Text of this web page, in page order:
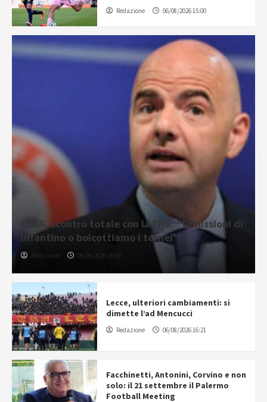
Redazione 06/08/2026 15:00
UEFA, scontro totale con la Fifa: “Dimissioni di
Infantino o boicottiamo i tornei”
Redazione 06/08/2026 18:57
Lecce, ulteriori cambiamenti: si
dimette l’ad Mencucci
Redazione 06/08/2026 16:21
Facchinetti, Antonini, Corvino e non
solo: il 21 settembre il Palermo
Football Meeting